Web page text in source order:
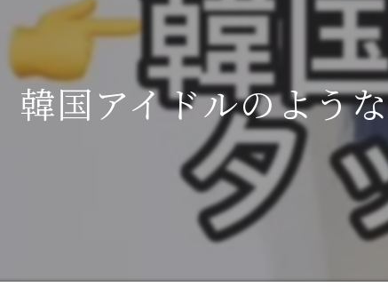
韓国アイドルのよう